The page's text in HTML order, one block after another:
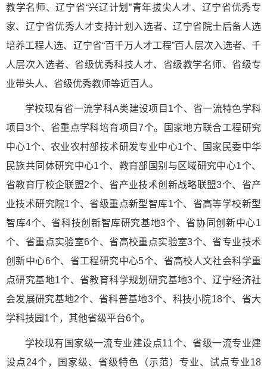
教学名师、辽宁省“兴辽计划”青年拔尖人才、辽宁省优秀专
家、辽宁省优秀人才支持计划入选者、辽宁省院士后备人选
培养工程人选、辽宁省“百千万人才工程”百人层次入选者、千
人层次入选者、省级优秀科技人才、省级教学名师、省级专
业带头人、省级优秀教师等近百人。
学校现有省一流学科A类建设项目1个、省一流特色学科
项目3个、省重点学科培育项目7个。国家地方联合工程研究
中心1个、农业农村部技术研发专业中心1个、国家民委中华
民族共同体研究中心1个、教育部国别与区域研究中心1个、
省教育厅校企联盟2个、省产业技术创新战略联盟3个、省产
业技术研究院1个、省级重点新型智库1个、省高等学校新型
智库4个、省科技创新智库研究基地3个、省协同创新中心1
个、省重点实验室6个、省高校重点实验室3个、省专业技术
创新中心6个、省工程研究中心5个、省高校人文社会科学重
点研究基地1个、省教育科学规划研究基地3个、辽宁经济社
会发展研究基地2个、省科普基地3个、科技小院18个、省大
学科技园1个，其他省级平台6个。
学校现有国家级一流专业建设点11个、省级一流专业建
设点24个，国家级、省级特色（示范）专业、试点专业18